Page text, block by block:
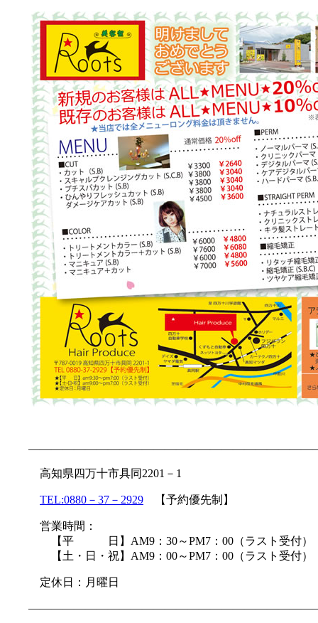
高知県四万十市具同2201－1
TEL:0880－37－2929 【予約優先制】
営業時間：
【平 日】AM9：30～PM7：00（ラスト受付）
【土・日・祝】AM9：00～PM7：00（ラスト受付）
定休日：月曜日